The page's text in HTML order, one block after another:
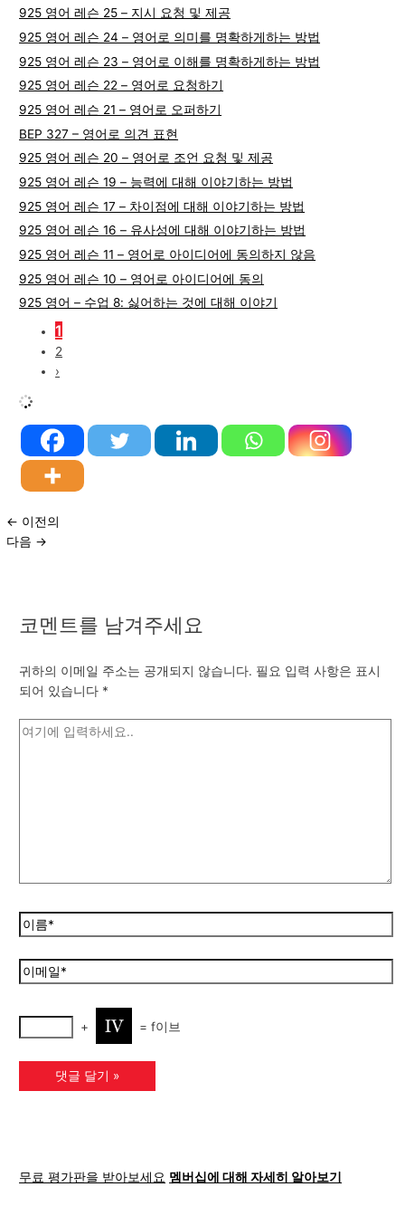
925 영어 레슨 25 – 지시 요청 및 제공
925 영어 레슨 24 – 영어로 의미를 명확하게하는 방법
925 영어 레슨 23 – 영어로 이해를 명확하게하는 방법
925 영어 레슨 22 – 영어로 요청하기
925 영어 레슨 21 – 영어로 오퍼하기
BEP 327 – 영어로 의견 표현
925 영어 레슨 20 – 영어로 조언 요청 및 제공
925 영어 레슨 19 – 능력에 대해 이야기하는 방법
925 영어 레슨 17 – 차이점에 대해 이야기하는 방법
925 영어 레슨 16 – 유사성에 대해 이야기하는 방법
925 영어 레슨 11 – 영어로 아이디어에 동의하지 않음
925 영어 레슨 10 – 영어로 아이디어에 동의
925 영어 – 수업 8: 싫어하는 것에 대해 이야기
1
2
›
← 이전의
다음 →
코멘트를 남겨주세요
귀하의 이메일 주소는 공개되지 않습니다. 필요 입력 사항은 표시
되어 있습니다 *
+ = f이브
무료 평가판을 받아보세요 멤버십에 대해 자세히 알아보기